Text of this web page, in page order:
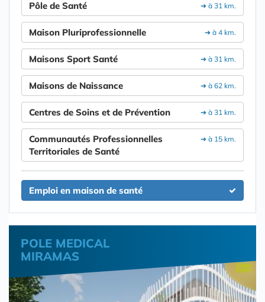
➔ à 31 km.
Pôle de Santé
➔ à 4 km.
Maison Pluriprofessionnelle
➔ à 31 km.
Maisons Sport Santé
➔ à 62 km.
Maisons de Naissance
➔ à 31 km.
Centres de Soins et de Prévention
➔ à 15 km.
Communautés Professionnelles
Territoriales de Santé
Emploi en maison de santé
POLE MEDICAL
MIRAMAS